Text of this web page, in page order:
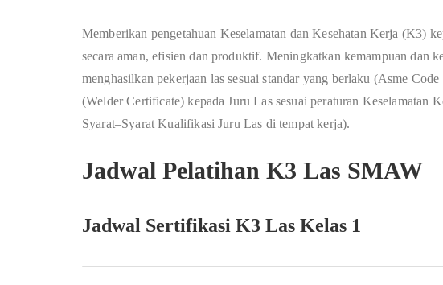
Memberikan pengetahuan Keselamatan dan Kesehatan Kerja (K3)
secara aman, efisien dan produktif. Meningkatkan kemampuan dan
menghasilkan pekerjaan las sesuai standar yang berlaku (Asme
(Welder Certificate) kepada Juru Las sesuai peraturan Keselamatan
Syarat–Syarat Kualifikasi Juru Las di tempat kerja).
Jadwal Pelatihan K3 Las SMAW
Jadwal Sertifikasi K3 Las Kelas 1